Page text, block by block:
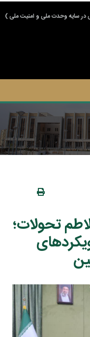
در سایه وحدت ملی و امنیت ملی )
تحولات؛